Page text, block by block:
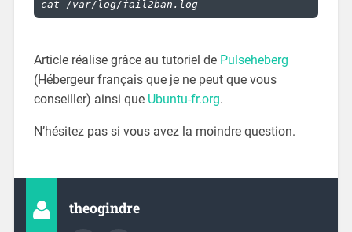
cat /var/log/fail2ban.log
Article réalise grâce au tutoriel de Pulseheberg
(Hébergeur français que je ne peut que vous
conseiller) ainsi que Ubuntu-fr.org.
N’hésitez pas si vous avez la moindre question.
theogindre